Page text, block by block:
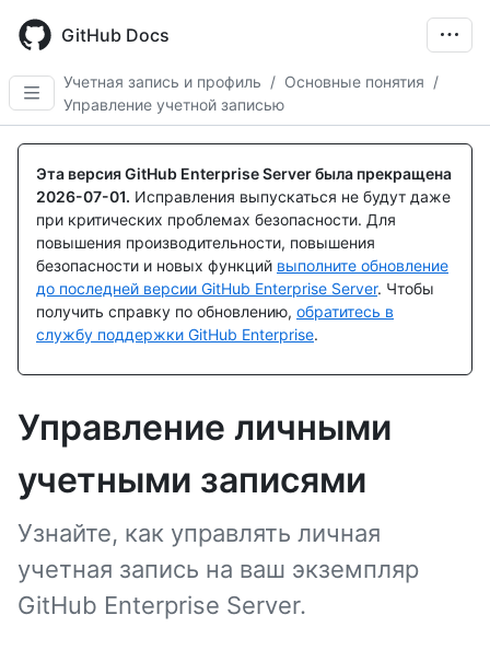
main
content
GitHub Docs
Учетная запись и профиль / Основные понятия /
Управление учетной записью
Эта версия GitHub Enterprise Server была прекращена
2026-07-01. Исправления выпускаться не будут даже
при критических проблемах безопасности. Для
повышения производительности, повышения
безопасности и новых функций выполните обновление
до последней версии GitHub Enterprise Server. Чтобы
получить справку по обновлению, обратитесь в
службу поддержки GitHub Enterprise.
Управление личными
учетными записями
Узнайте, как управлять личная
учетная запись на ваш экземпляр
GitHub Enterprise Server.